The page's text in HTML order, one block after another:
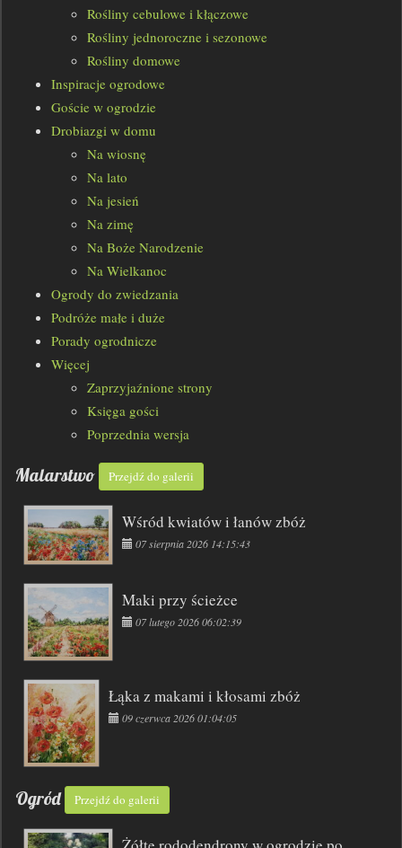
Rośliny cebulowe i kłączowe
Rośliny jednoroczne i sezonowe
Rośliny domowe
Inspiracje ogrodowe
Goście w ogrodzie
Drobiazgi w domu
Na wiosnę
Na lato
Na jesień
Na zimę
Na Boże Narodzenie
Na Wielkanoc
Ogrody do zwiedzania
Podróże małe i duże
Porady ogrodnicze
Więcej
Zaprzyjaźnione strony
Księga gości
Poprzednia wersja
Malarstwo Przejdź do galerii
Wśród kwiatów i łanów zbóż
07 sierpnia 2026 14:15:43
Maki przy ścieżce
07 lutego 2026 06:02:39
Łąka z makami i kłosami zbóż
09 czerwca 2026 01:04:05
Ogród Przejdź do galerii